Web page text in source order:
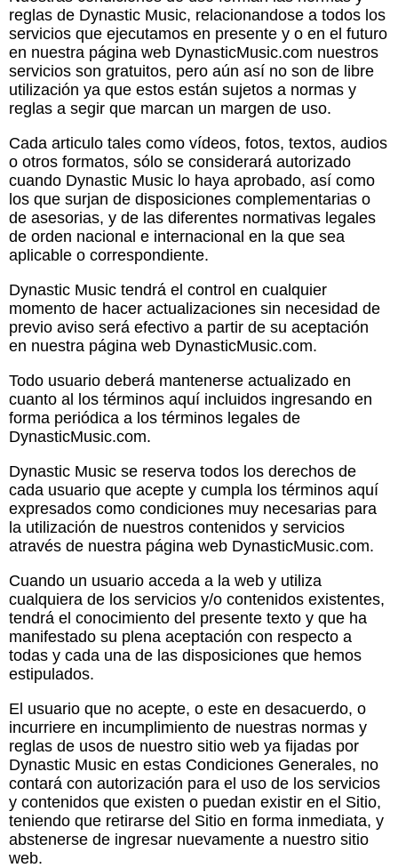
reglas de Dynastic Music, relacionandose a todos los
servicios que ejecutamos en presente y o en el futuro
en nuestra página web DynasticMusic.com nuestros
servicios son gratuitos, pero aún así no son de libre
utilización ya que estos están sujetos a normas y
reglas a segir que marcan un margen de uso.
Cada articulo tales como vídeos, fotos, textos, audios
o otros formatos, sólo se considerará autorizado
cuando Dynastic Music lo haya aprobado, así como
los que surjan de disposiciones complementarias o
de asesorias, y de las diferentes normativas legales
de orden nacional e internacional en la que sea
aplicable o correspondiente.
Dynastic Music tendrá el control en cualquier
momento de hacer actualizaciones sin necesidad de
previo aviso será efectivo a partir de su aceptación
en nuestra página web DynasticMusic.com.
Todo usuario deberá mantenerse actualizado en
cuanto al los términos aquí incluidos ingresando en
forma periódica a los términos legales de
DynasticMusic.com.
Dynastic Music se reserva todos los derechos de
cada usuario que acepte y cumpla los términos aquí
expresados como condiciones muy necesarias para
la utilización de nuestros contenidos y servicios
através de nuestra página web DynasticMusic.com.
Cuando un usuario acceda a la web y utiliza
cualquiera de los servicios y/o contenidos existentes,
tendrá el conocimiento del presente texto y que ha
manifestado su plena aceptación con respecto a
todas y cada una de las disposiciones que hemos
estipulados.
El usuario que no acepte, o este en desacuerdo, o
incurriere en incumplimiento de nuestras normas y
reglas de usos de nuestro sitio web ya fijadas por
Dynastic Music en estas Condiciones Generales, no
contará con autorización para el uso de los servicios
y contenidos que existen o puedan existir en el Sitio,
teniendo que retirarse del Sitio en forma inmediata, y
abstenerse de ingresar nuevamente a nuestro sitio
web.